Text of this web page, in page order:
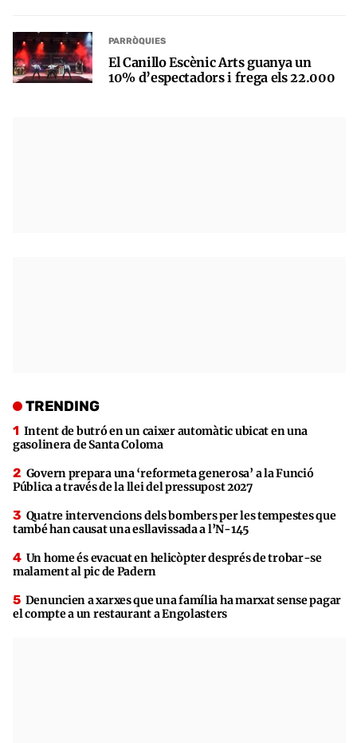
PARRÒQUIES
El Canillo Escènic Arts guanya un
10% d’espectadors i frega els 22.000
TRENDING
Intent de butró en un caixer automàtic ubicat en una
gasolinera de Santa Coloma
Govern prepara una ‘reformeta generosa’ a la Funció
Pública a través de la llei del pressupost 2027
Quatre intervencions dels bombers per les tempestes que
també han causat una esllavissada a l’N-145
Un home és evacuat en helicòpter després de trobar-se
malament al pic de Padern
Denuncien a xarxes que una família ha marxat sense pagar
el compte a un restaurant a Engolasters